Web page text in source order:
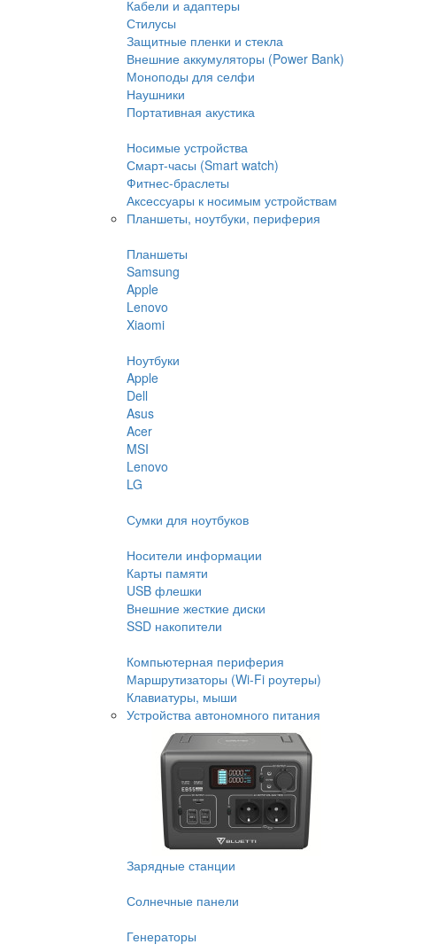
Кабели и адаптеры
Стилусы
Защитные пленки и стекла
Внешние аккумуляторы (Power Bank)
Моноподы для селфи
Наушники
Портативная акустика
Носимые устройства
Смарт-часы (Smart watch)
Фитнес-браслеты
Аксессуары к носимым устройствам
Планшеты, ноутбуки, периферия
Планшеты
Samsung
Apple
Lenovo
Xiaomi
Ноутбуки
Apple
Dell
Asus
Acer
MSI
Lenovo
LG
Сумки для ноутбуков
Носители информации
Карты памяти
USB флешки
Внешние жесткие диски
SSD накопители
Компьютерная периферия
Маршрутизаторы (Wi-Fi роутеры)
Клавиатуры, мыши
Устройства автономного питания
Зарядные станции
Солнечные панели
Генераторы